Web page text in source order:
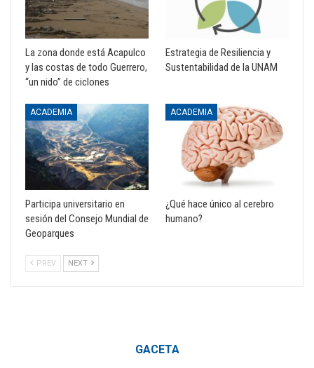
La zona donde está Acapulco
y las costas de todo Guerrero,
“un nido” de ciclones
Estrategia de Resiliencia y
Sustentabilidad de la UNAM
ACADEMIA
Participa universitario en
sesión del Consejo Mundial de
Geoparques
ACADEMIA
¿Qué hace único al cerebro
humano?
PREV NEXT
GACETA